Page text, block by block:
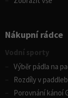
Nákupní rádce
Vodní sporty
Výběr pádla na
Rozdíly v
Porovnání kánoí